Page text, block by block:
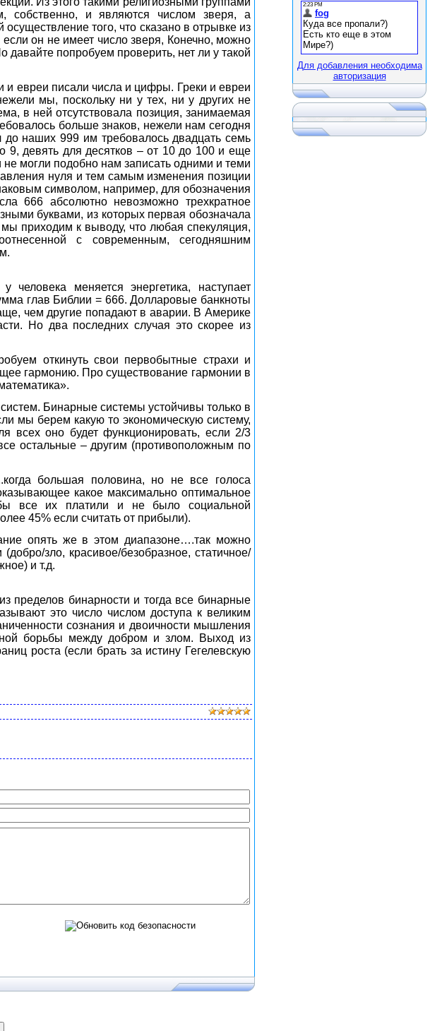
собственно, и являются числом зверя, а
того, что сказано в отрывке из
он не имеет число зверя, Конечно, можно
давайте попробуем проверить, нет ли у такой
и евреи писали числа и цифры. Греки и евреи
мы, поскольку ни у тех, ни у других не
в ней отсутствовала позиция, занимаемая
больше знаков, нежели нам сегодня
наших 999 им требовалось двадцать семь
9, девять для десятков – от 10 до 100 и еще
могли подобно нам записать одними и теми
нуля и тем самым изменения позиции
символом, например, для обозначения
666 абсолютно невозможно трехкратное
буквами, из которых первая обозначала
приходим к выводу, что любая спекуляция,
с современным, сегодняшним
меняется энергетика, наступает
глав Библии = 666. Долларовые банкноты
чем другие попадают в аварии. В Америке
Но два последних случая это скорее из
откинуть свои первобытные страхи и
гармонию. Про существование гармонии в
Бинарные системы устойчивы только в
мы берем какую то экономическую систему,
всех оно будет функционировать, если 2/3
остальные – другим (противоположным по
большая половина, но не все голоса
какое максимально оптимальное
все их платили и не было социальной
45% если считать от прибыли).
опять же в этом диапазоне….так можно
зло, красивое/безобразное, статичное/
и т.д.
пределов бинарности и тогда все бинарные
это число числом доступа к великим
сознания и двоичности мышления
борьбы между добром и злом. Выход из
роста (если брать за истину Гегелевскую
Для добавления необходима
авторизация